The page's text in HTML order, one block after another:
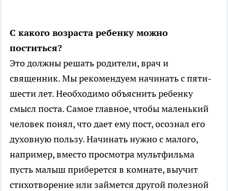
С какого возраста ребенку можно
поститься?
Это должны решать родители, врач и
священник. Мы рекомендуем начинать с пяти-
шести лет. Необходимо объяснить ребенку
смысл поста. Самое главное, чтобы маленький
человек понял, что дает ему пост, осознал его
духовную пользу. Начинать нужно с малого,
например, вместо просмотра мультфильма
пусть малыш приберется в комнате, выучит
стихотворение или займется другой полезной